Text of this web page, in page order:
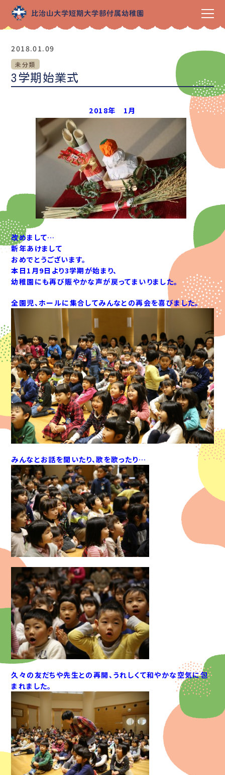
2018.01.09
未分類
3学期始業式
2018年 1月
改めまして…
新年あけまして
おめでとうございます。
本日1月9日より3学期が始まり、
幼稚園にも再び賑やかな声が戻ってまいりました。
全園児、ホールに集合してみんなとの再会を喜びました。
みんなとお話を聞いたり、歌を歌ったり…
久々の友だちや先生との再開、うれしくて和やかな空気に包
まれました。